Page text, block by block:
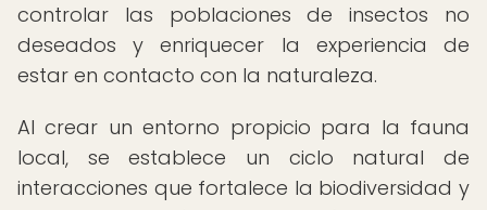
controlar las poblaciones de insectos no
deseados y enriquecer la experiencia de
estar en contacto con la naturaleza.
Al crear un entorno propicio para la fauna
local, se establece un ciclo natural de
interacciones que fortalece la biodiversidad y